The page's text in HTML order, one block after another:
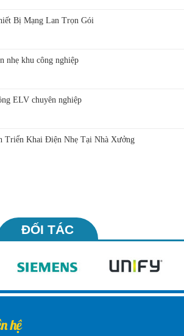
Bị Mạng Lan Trọn Gói
nhẹ khu công nghiệp
ELV chuyên nghiệp
Triển Khai Điện Nhẹ Tại Nhà Xưởng
ĐỐI TÁC
hệ